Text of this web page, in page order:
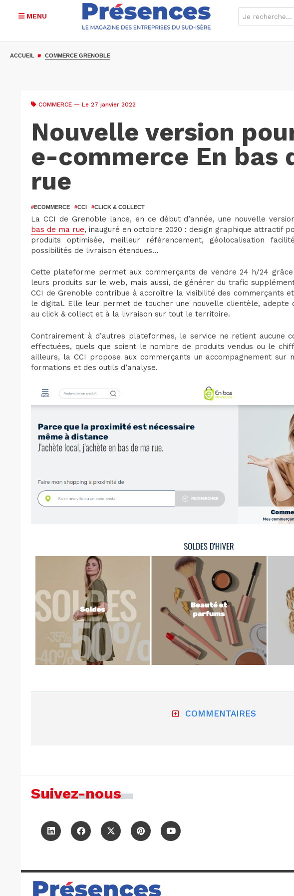
MENU
ACCUEIL COMMERCE GRENOBLE
COMMERCE — Le 27 janvier 2022
Nouvelle version
e-commerce En bas
rue
#ECOMMERCE #CCI #CLICK & COLLECT
La CCI de Grenoble lance, en ce début d’année, une nouvelle
bas de ma rue, inauguré en octobre 2020 : design graphique attractif
produits optimisée, meilleur référencement, géolocalisation
possibilités de livraison étendues…
Cette plateforme permet aux commerçants de vendre 24 h/24
leurs produits sur le web, mais aussi, de générer du trafic
CCI de Grenoble contribue à accroître la visibilité des commerçants
le digital. Elle leur permet de toucher une nouvelle clientèle, adepte
au click & collect et à la livraison sur tout le territoire.
Contrairement à d’autres plateformes, le service ne retient aucune
effectuées, quels que soient le nombre de produits vendus ou le
ailleurs, la CCI propose aux commerçants un accompagnement sur
formations et des outils d’analyse.
COMMENTAIRES
Suivez-nous